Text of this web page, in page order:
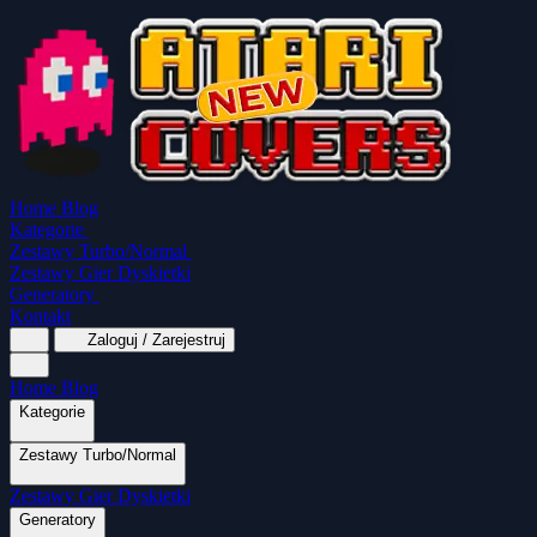
Home Blog
Kategorie
Zestawy Turbo/Normal
Zestawy Gier Dyskietki
Generatory
Kontakt
Zaloguj / Zarejestruj
Home Blog
Kategorie
Wszystkie kategorie
Zestawy Turbo/Normal
MapaSoft Turbo ROM SparkTurbo 2000
Mina Grubcio Normal
Zestawy Gier Dyskietki
Generatory